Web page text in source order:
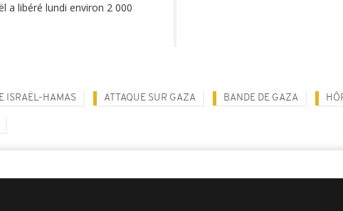
a libéré lundi environ 2 000
ISRAËL-HAMAS ATTAQUE SUR GAZA BANDE DE GAZA